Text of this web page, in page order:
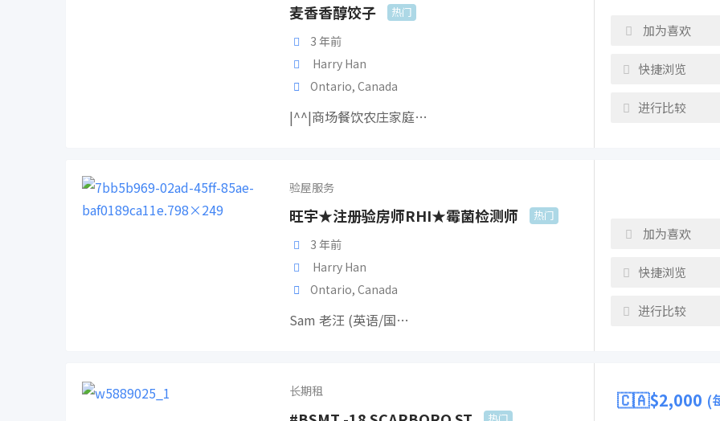
麦香香醇饺子 热门
3 年前
Harry Han
Ontario, Canada
|^^|商场餐饮农庄家庭…
加为喜欢
快捷浏览
进行比较
验屋服务
旺宇★注册验房师RHI★霉菌检测师 热门
3 年前
Harry Han
Ontario, Canada
Sam 老汪 (英语/国…
加为喜欢
快捷浏览
进行比较
长期租 🇨🇦$2,000 (